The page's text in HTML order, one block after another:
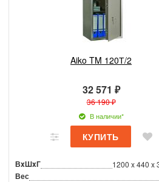
Aiko TM 120Т/2
32 571 ₽
36 190 ₽
В наличии*
ВxШxГ 1200 x 440 x
Вес